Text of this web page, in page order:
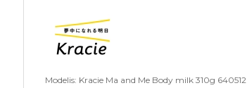
Modelis: Kracie Ma and Me Body milk 310g 640512